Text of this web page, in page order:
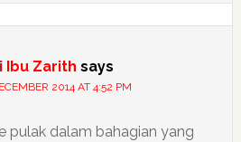
Ibu Zarith says
2014 AT 4:52 PM
pulak dalam bahagian yang